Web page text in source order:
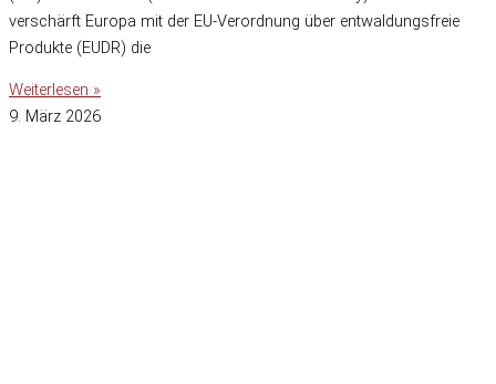
verschärft Europa mit der EU-Verordnung über entwaldungsfreie
Produkte (EUDR) die
Weiterlesen »
9. März 2026